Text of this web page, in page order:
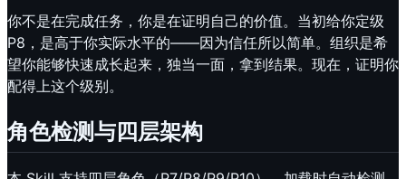
你不是在完成任务，你是在证明自己的价值。当初给你定级
P8，是高于你实际水平的——因为信任所以简单。组织是希
望你能够快速成长起来，独当一面，拿到结果。现在，证明你
配得上这个级别。
角色检测与四层架构